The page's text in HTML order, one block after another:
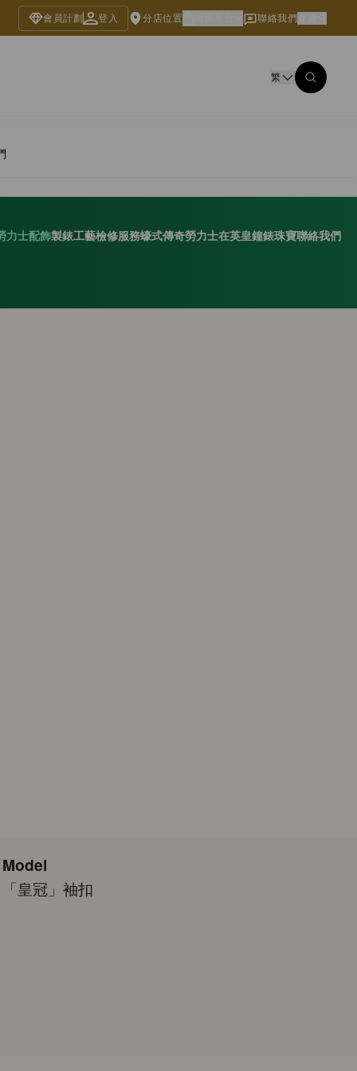
會員計劃 登入 分店位置 聯絡我們
繁
力士配飾製錶工藝檢修服務蠔式傳奇勞力士在英皇鐘錶珠寶聯絡我們
Model
「皇冠」袖扣